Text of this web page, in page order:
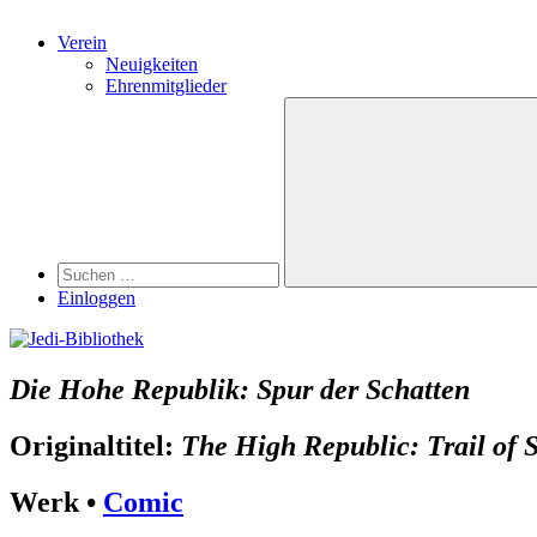
Verein
Neuigkeiten
Ehrenmitglieder
Suchen
Einloggen
Die Hohe Republik: Spur der Schatten
Originaltitel: The High Republic: Trail of
Werk • Comic